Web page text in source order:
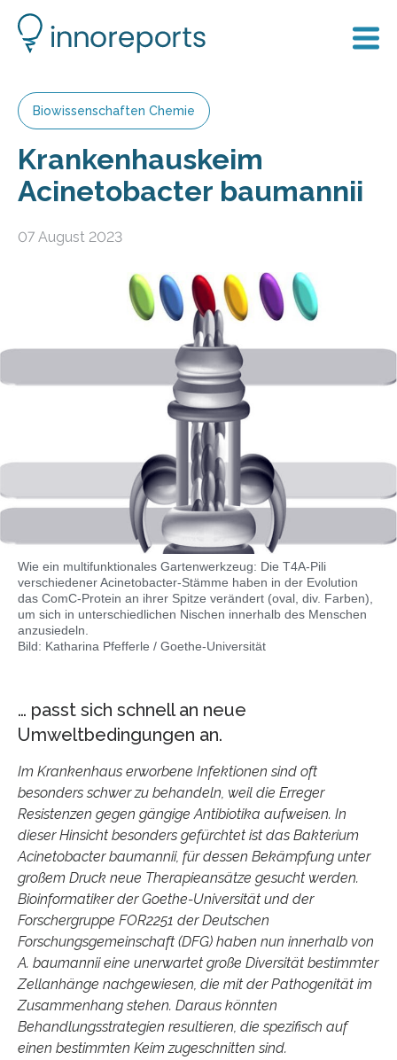
Biowissenschaften Chemie
Krankenhauskeim
Acinetobacter baumannii
07 August 2023
Wie ein multifunktionales Gartenwerkzeug: Die T4A-Pili
verschiedener Acinetobacter-Stämme haben in der Evolution
das ComC-Protein an ihrer Spitze verändert (oval, div. Farben),
um sich in unterschiedlichen Nischen innerhalb des Menschen
anzusiedeln.
Bild: Katharina Pfefferle / Goethe-Universität
… passt sich schnell an neue
Umweltbedingungen an.
Im Krankenhaus erworbene Infektionen sind oft
besonders schwer zu behandeln, weil die Erreger
Resistenzen gegen gängige Antibiotika aufweisen. In
dieser Hinsicht besonders gefürchtet ist das Bakterium
Acinetobacter baumannii, für dessen Bekämpfung unter
großem Druck neue Therapieansätze gesucht werden.
Bioinformatiker der Goethe-Universität und der
Forschergruppe FOR2251 der Deutschen
Forschungsgemeinschaft (DFG) haben nun innerhalb von
A. baumannii eine unerwartet große Diversität bestimmter
Zellanhänge nachgewiesen, die mit der Pathogenität im
Zusammenhang stehen. Daraus könnten
Behandlungsstrategien resultieren, die spezifisch auf
einen bestimmten Keim zugeschnitten sind.